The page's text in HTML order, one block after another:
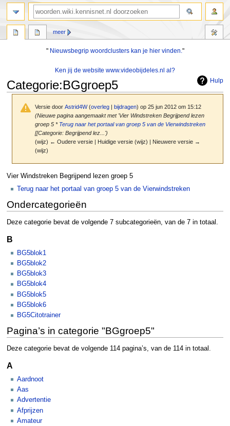
" Nieuwsbegrip woordclusters kan je hier vinden."
Ken jij de website www.videobijdeles.nl al?
Hulp
Categorie:BGgroep5
Versie doorAstrid4W (overleg |bijdragen) op 25 jun 2012 om 15:12
(Nieuwe pagina aangemaakt met 'Vier Windstreken Begrijpend lezen
groep 5 * Terug naar het portaal van groep 5 van de Vierwindstreken
[[Categorie: Begrijpend lez...')
(wijz) ← Oudere versie | Huidige versie (wijz) | Nieuwere versie →
(wijz)
Naar
navigatie
springen
Naar
zoeken
springen
Vier Windstreken Begrijpend lezen groep 5
Terug naar het portaal van groep 5 van de Vierwindstreken
Ondercategorieën
Deze categorie bevat de volgende 7 subcategorieën, van de 7 in totaal.
B
BG5blok1
BG5blok2
BG5blok3
BG5blok4
BG5blok5
BG5blok6
BG5Citotrainer
Pagina’s in categorie "BGgroep5"
Deze categorie bevat de volgende 114 pagina’s, van de 114 in totaal.
A
Aardnoot
Aas
Advertentie
Afprijzen
Amateur
meer
zoeken